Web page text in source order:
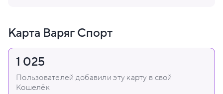
Карта Варяг Спорт
1 025
Пользователей добавили эту карту в свой
Кошелёк